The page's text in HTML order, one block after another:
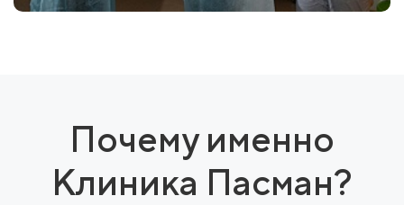
Почему именно
Клиника Пасман?